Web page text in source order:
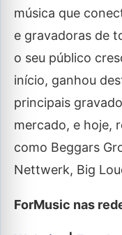
música que
e gravadoras de
o seu público
início, ganhou
principais
mercado, e hoje,
como Beggars
Nettwerk, Big
ForMusic nas